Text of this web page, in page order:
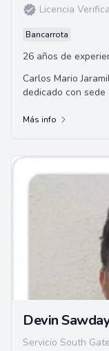
Licencia
Bancarrota
26 años de
Carlos Mario
dedicado con sede
Más info
Devin
Servicio South Gate